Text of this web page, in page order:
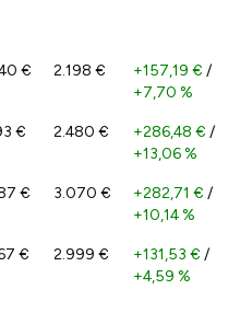
€ 2.198 € +157,19 € /
+7,70 %
€ 2.480 € +286,48 € /
+13,06 %
€ 3.070 € +282,71 € /
+10,14 %
€ 2.999 € +131,53 € /
+4,59 %